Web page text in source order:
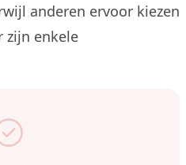
anderen ervoor kiezen
zijn enkele